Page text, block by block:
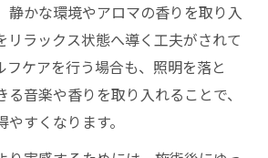
静かな環境やアロマの香りを取り入
リラックス状態へ導く工夫がされて
フケアを行う場合も、照明を落と
る音楽や香りを取り入れることで、
すくなります。